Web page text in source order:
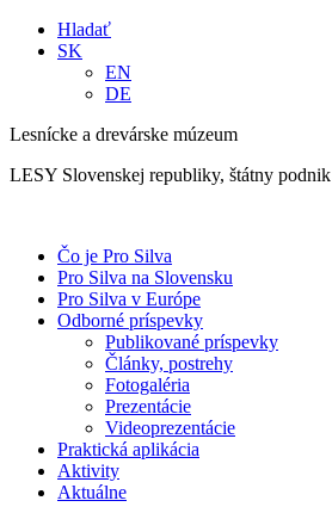
Hladať
SK
EN
DE
Lesnícke a drevárske múzeum
LESY Slovenskej republiky, štátny podnik
Čo je Pro Silva
Pro Silva na Slovensku
Pro Silva v Európe
Odborné príspevky
Publikované príspevky
Články, postrehy
Fotogaléria
Prezentácie
Videoprezentácie
Praktická aplikácia
Aktivity
Aktuálne